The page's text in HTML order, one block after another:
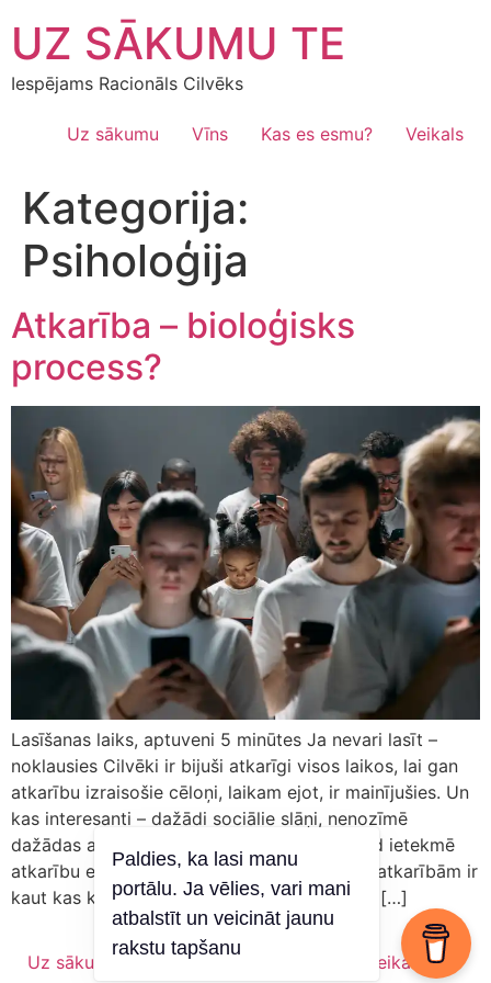
content
UZ SĀKUMU TE
Iespējams Racionāls Cilvēks
Uz sākumu Vīns Kas es esmu? Veikals
Kategorija:
Psiholoģija
Atkarība – bioloģisks
process?
Lasīšanas laiks, aptuveni 5 minūtes Ja nevari lasīt –
noklausies Cilvēki ir bijuši atkarīgi visos laikos, lai gan
atkarību izraisošie cēloņi, laikam ejot, ir mainījušies. Un
kas interesanti – dažādi sociālie slāņi, nenozīmē
dažādas atkarības. Pat audzināšana, reti kad ietekmē
atkarību esamību, vai neesamību. Un visām atkarībām ir
kaut kas kopīgs – mehānisms, kā organisms […]
Uz sākumu Veikals
Paldies, ka lasi manu
portālu. Ja vēlies, vari mani
atbalstīt un veicināt jaunu
rakstu tapšanu